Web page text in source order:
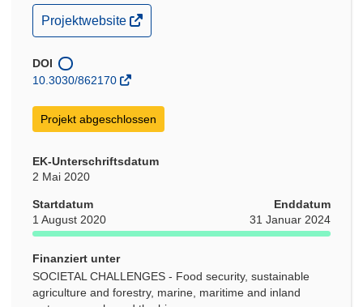
(öffnet
in
Fenster)
Projektwebsite
DOI
10.3030/862170
Projekt abgeschlossen
EK-Unterschriftsdatum
2 Mai 2020
Startdatum
1 August 2020
Enddatum
31 Januar 2024
Finanziert unter
SOCIETAL CHALLENGES - Food security, sustainable
agriculture and forestry, marine, maritime and inland